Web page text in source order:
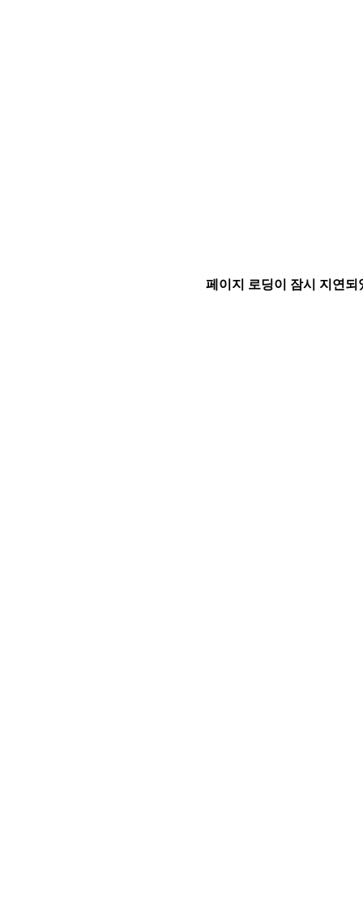
페이지 로딩이 잠시 지연